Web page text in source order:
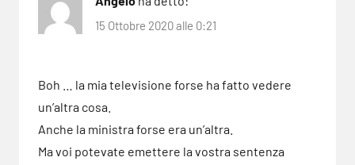
15 Ottobre 2020 alle 0:21
Boh … la mia televisione forse ha fatto vedere
un’altra cosa.
Anche la ministra forse era un’altra.
Ma voi potevate emettere la vostra sentenza